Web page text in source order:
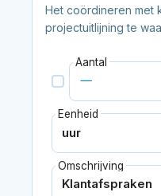
Het coördineren met
projectuitlijning te
Aantal
Eenheid
Omschrijving